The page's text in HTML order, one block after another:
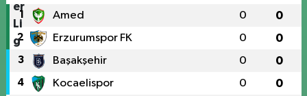
1 Amed 0 0
2 Erzurumspor FK 0 0
3 Başakşehir 0 0
4 Kocaelispor 0 0